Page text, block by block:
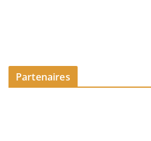
Partenaires